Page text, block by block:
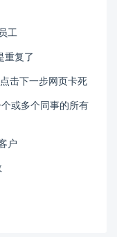
工
重复了
击下一步网页卡死
或多个同事的所有
户